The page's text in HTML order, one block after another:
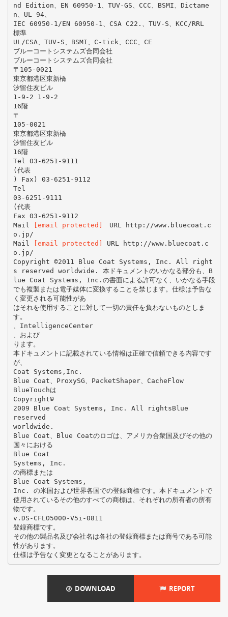
nd Edition、EN 60950-1、TUV-GS、CCC、BSMI、Dictame
n、UL 94、
IEC 60950-1/EN 60950-1、CSA C22.、TUV-S、KCC/RRL
標準
UL/CSA、TUV-S、BSMI、C-tick、CCC、CE
ブルーコートシステムズ合同会社
ブルーコートシステムズ合同会社
〒105-0021
東京都港区東新橋
汐留住友ビル
1-9-2 1-9-2
16階
〒
105-0021
東京都港区東新橋
汐留住友ビル
16階
Tel 03-6251-9111
(代表
) Fax) 03-6251-9112
Tel
03-6251-9111
(代表
Fax 03-6251-9112
Mail
[email protected]
URL http://www.bluecoat.c
o.jp/
Mail
[email protected]
URL http://www.bluecoat.c
o.jp/
Copyright ©2011 Blue Coat Systems, Inc. All right
s reserved worldwide. 本ドキュメントのいかなる部分も、B
lue Coat Systems, Inc.の書面による許可なく、いかなる手段
でも複製または電子媒体に変換することを禁じます。仕様は予告な
く変更される可能性があ
はそれを使用することに対して一切の責任を負わないものとしま
す。
、IntelligenceCenter
、および
ります。
本ドキュメントに記載されている情報は正確で信頼できる内容です
が、
Coat Systems,Inc.
Blue Coat、ProxySG、PacketShaper、CacheFlow
BlueTouchは
Copyright©
2009 Blue Coat Systems, Inc. All rightsBlue
reserved
worldwide.
Blue Coat、Blue Coatのロゴは、アメリカ合衆国及びその他の
国々における
Blue Coat
Systems, Inc.
の商標または
Blue Coat Systems,
Inc. の米国および世界各国での登録商標です。本ドキュメントで
使用されているその他のすべての商標は、それぞれの所有者の所有
物です。
v.DS-CFLO5000-V5i-0811
登録商標です。
その他の製品名及び会社名は各社の登録商標または商号である可能
性があります。
DOWNLOAD REPORT